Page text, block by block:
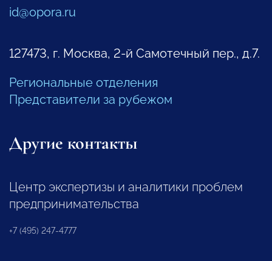
id@opora.ru
127473, г. Москва, 2-й Самотечный пер., д.7.
Региональные отделения
Представители за рубежом
Другие контакты
Центр экспертизы и аналитики проблем
предпринимательства
+7 (495) 247-4777